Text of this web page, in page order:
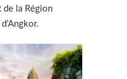
de la Région